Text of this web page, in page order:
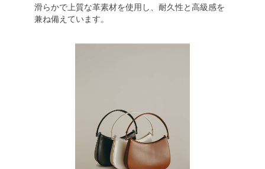
滑らかで上質な革素材を使用し、耐久性と高級感を
兼ね備えています。